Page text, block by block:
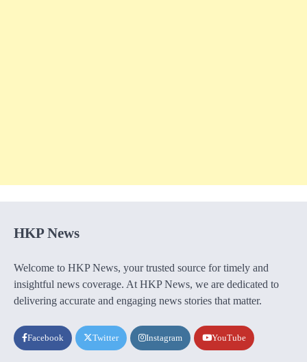
HKP News
Welcome to HKP News, your trusted source for timely and
insightful news coverage. At HKP News, we are dedicated to
delivering accurate and engaging news stories that matter.
Facebook Twitter Instagram YouTube